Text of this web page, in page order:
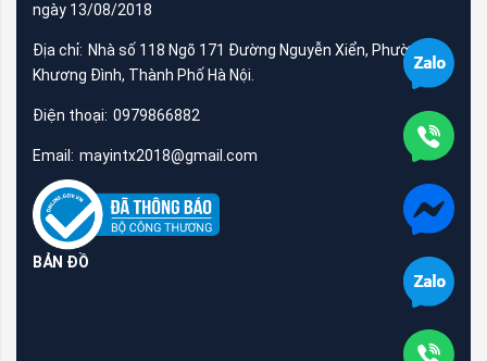
ngày 13/08/2018
Địa chỉ: Nhà số 118 Ngõ 171 Đường Nguyễn Xiển, Phường
Khương Đình, Thành Phố Hà Nội.
Điện thoại: 0979866882
Email: mayintx2018@gmail.com
BẢN ĐỒ